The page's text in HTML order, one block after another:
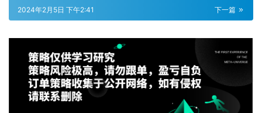
下一篇
2024年2月5日 下午2:41